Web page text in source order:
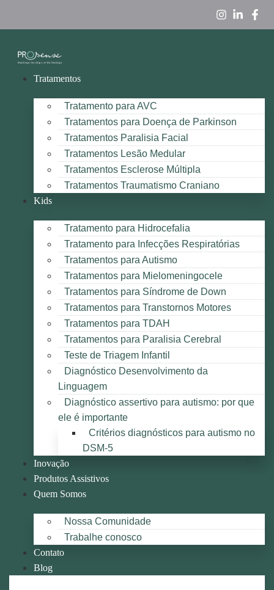
Tratamentos
Tratamento para AVC
Tratamentos para Doença de Parkinson
Tratamentos Paralisia Facial
Tratamentos Lesão Medular
Tratamentos Esclerose Múltipla
Tratamentos Traumatismo Craniano
Kids
Tratamento para Hidrocefalia
Tratamento para Infecções Respiratórias
Tratamentos para Autismo
Tratamentos para Mielomeningocele
Tratamentos para Síndrome de Down
Tratamentos para Transtornos Motores
Tratamentos para TDAH
Tratamentos para Paralisia Cerebral
Teste de Triagem Infantil
Diagnóstico Desenvolvimento da
Linguagem
Diagnóstico assertivo para autismo: por que
ele é importante
Critérios diagnósticos para autismo no
DSM-5
Inovação
Produtos Assistivos
Quem Somos
Nossa Comunidade
Trabalhe conosco
Contato
Blog